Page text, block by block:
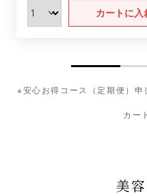
カートに入
※安心お得コース（定期便）
カー
美